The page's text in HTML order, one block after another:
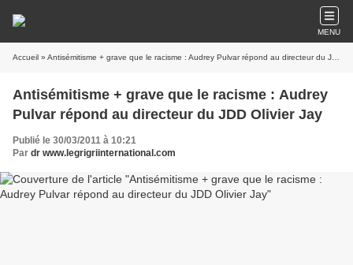
MENU
Accueil » Antisémitisme + grave que le racisme : Audrey Pulvar répond au directeur du JDD Olivier Jay
Antisémitisme + grave que le racisme : Audrey
Pulvar répond au directeur du JDD Olivier Jay
Publié le 30/03/2011 à 10:21
Par dr www.legrigriinternational.com